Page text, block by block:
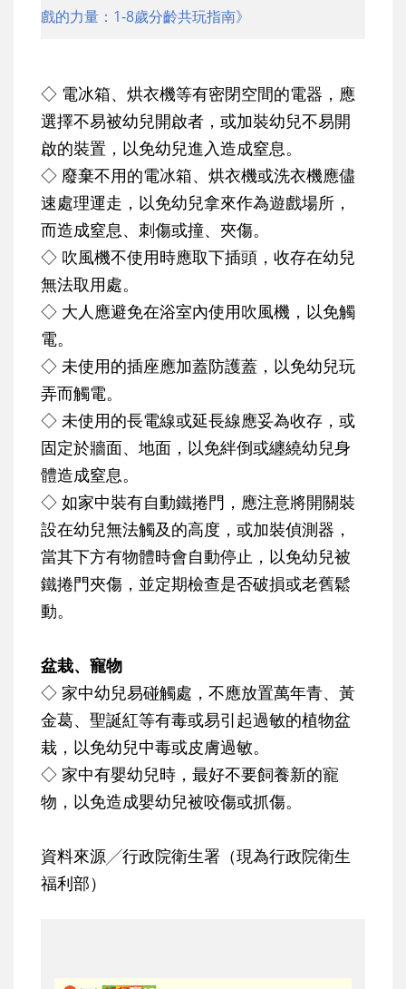
戲的力量：1-8歲分齡共玩指南》
◇ 電冰箱、烘衣機等有密閉空間的電器，應
選擇不易被幼兒開啟者，或加裝幼兒不易開
啟的裝置，以免幼兒進入造成窒息。
◇ 廢棄不用的電冰箱、烘衣機或洗衣機應儘
速處理運走，以免幼兒拿來作為遊戲場所，
而造成窒息、刺傷或撞、夾傷。
◇ 吹風機不使用時應取下插頭，收存在幼兒
無法取用處。
◇ 大人應避免在浴室內使用吹風機，以免觸
電。
◇ 未使用的插座應加蓋防護蓋，以免幼兒玩
弄而觸電。
◇ 未使用的長電線或延長線應妥為收存，或
固定於牆面、地面，以免絆倒或纏繞幼兒身
體造成窒息。
◇ 如家中裝有自動鐵捲門，應注意將開關裝
設在幼兒無法觸及的高度，或加裝偵測器，
當其下方有物體時會自動停止，以免幼兒被
鐵捲門夾傷，並定期檢查是否破損或老舊鬆
動。
盆栽、寵物
◇ 家中幼兒易碰觸處，不應放置萬年青、黃
金葛、聖誕紅等有毒或易引起過敏的植物盆
栽，以免幼兒中毒或皮膚過敏。
◇ 家中有嬰幼兒時，最好不要飼養新的寵
物，以免造成嬰幼兒被咬傷或抓傷。
資料來源╱行政院衛生署（現為行政院衛生
福利部）